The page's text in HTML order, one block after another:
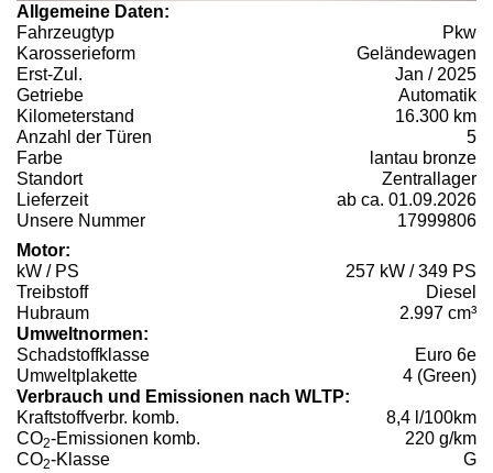
Allgemeine Daten:
Fahrzeugtyp
Pkw
Karosserieform
Geländewagen
Erst-Zul.
Jan / 2025
Getriebe
Automatik
Kilometerstand
16.300 km
Anzahl der Türen
5
Farbe
lantau bronze
Standort
Zentrallager
Lieferzeit
ab ca. 01.09.2026
Unsere Nummer
17999806
Motor:
kW / PS
257 kW / 349 PS
Treibstoff
Diesel
Hubraum
2.997 cm³
Umweltnormen:
Schadstoffklasse
Euro 6e
Umweltplakette
4 (Green)
Verbrauch und Emissionen nach WLTP:
Kraftstoffverbr. komb.
8,4 l/100km
CO2-Emissionen komb.
220 g/km
CO2-Klasse G